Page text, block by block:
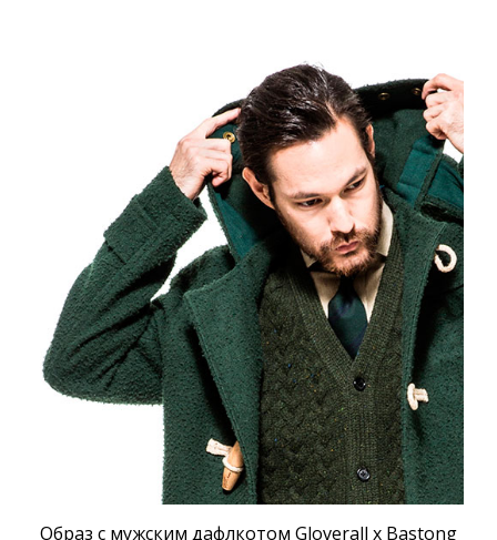
Образ с мужским дафлкотом Gloverall x Bastong